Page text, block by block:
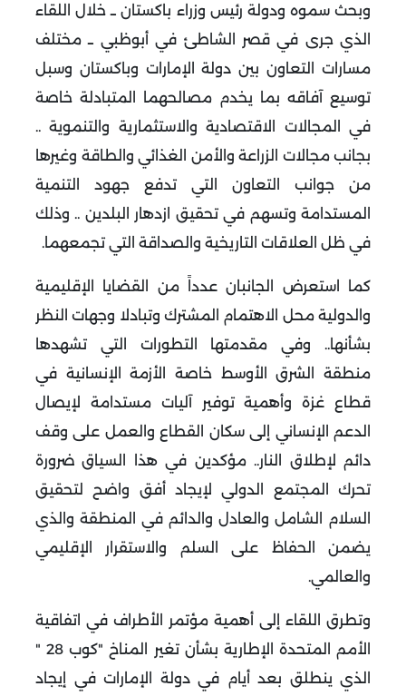
وبحث سموه ودولة رئيس وزراء باكستان ــ خلال اللقاء
الذي جرى في قصر الشاطئ في أبوظبي ــ مختلف
مسارات التعاون بين دولة الإمارات وباكستان وسبل
توسيع آفاقه بما يخدم مصالحهما المتبادلة خاصة
في المجالات الاقتصادية والاستثمارية والتنموية ..
بجانب مجالات الزراعة والأمن الغذائي والطاقة وغيرها
من جوانب التعاون التي تدفع جهود التنمية
المستدامة وتسهم في تحقيق ازدهار البلدين .. وذلك
في ظل العلاقات التاريخية والصداقة التي تجمعهما.
كما استعرض الجانبان عدداً من القضايا الإقليمية
والدولية محل الاهتمام المشترك وتبادلا وجهات النظر
بشأنها.. وفي مقدمتها التطورات التي تشهدها
منطقة الشرق الأوسط خاصة الأزمة الإنسانية في
قطاع غزة وأهمية توفير آليات مستدامة لإيصال
الدعم الإنساني إلى سكان القطاع والعمل على وقف
دائم لإطلاق النار.. مؤكدين في هذا السياق ضرورة
تحرك المجتمع الدولي لإيجاد أفق واضح لتحقيق
السلام الشامل والعادل والدائم في المنطقة والذي
يضمن الحفاظ على السلم والاستقرار الإقليمي
والعالمي.
وتطرق اللقاء إلى أهمية مؤتمر الأطراف في اتفاقية
الأمم المتحدة الإطارية بشأن تغير المناخ "كوب 28 "
الذي ينطلق بعد أيام في دولة الإمارات في إيجاد